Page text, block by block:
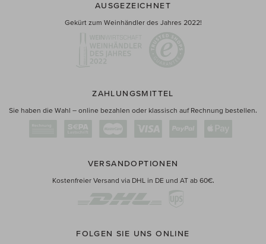
AUSGEZEICHNET
Gekürt zum Weinhändler des Jahres 2022!
ZAHLUNGSMITTEL
Sie haben die Wahl – online bezahlen oder klassisch auf Rechnung bestellen.
VERSANDOPTIONEN
Kostenfreier Versand via DHL in DE und AT ab 60€.
FOLGEN SIE UNS ONLINE